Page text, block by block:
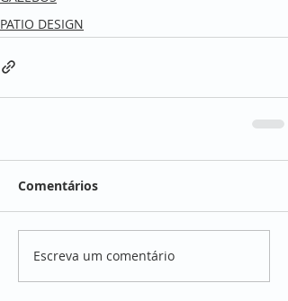
PATIO DESIGN
Comentários
Escreva um comentário